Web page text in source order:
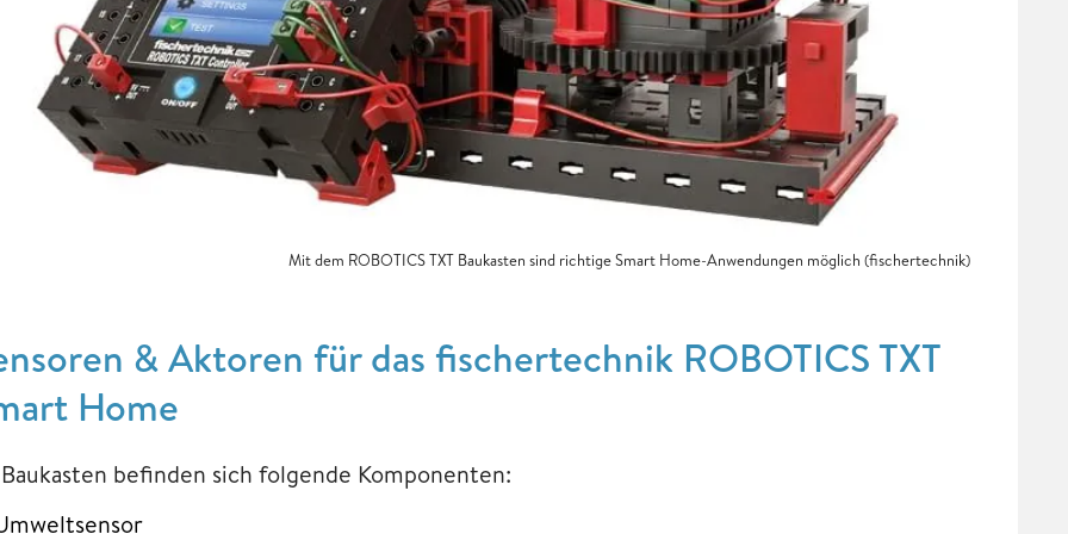
Mit dem ROBOTICS TXT Baukasten sind richtige Smart Home-Anwendungen möglich (fischertechnik)
& Aktoren für das fischertechnik ROBOTICS TXT
Home
befinden sich folgende Komponenten: